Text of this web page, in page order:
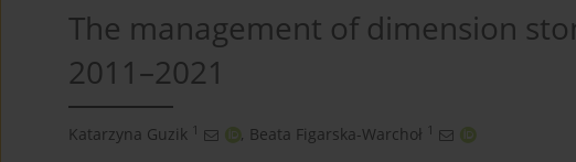
The management of dimension
2011–2021
Katarzyna Guzik 1 , Beata Figarska-Warchoł 1